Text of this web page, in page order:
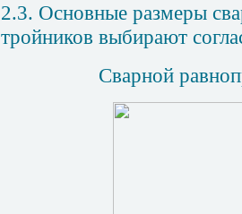
2.3. Основные размеры
тройников выбирают
Сварной